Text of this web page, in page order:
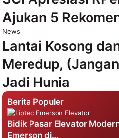
Ajukan 5
News
Lantai Kosong
Meredup,
Jadi Hunia
Berita Populer
Bidik Pasar Elevator
Emerson di…